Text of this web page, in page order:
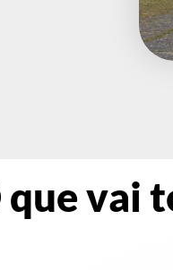
que vai